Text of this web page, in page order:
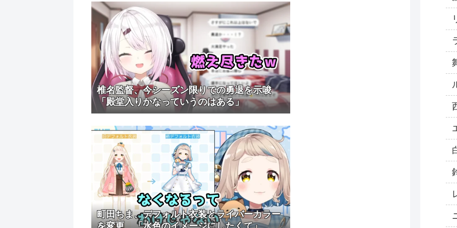
椎名監督、今シーズン限りでの勇退を示唆
「殿堂入りかなっていうのはある」
町田ちま、デフォルト衣装とライバーカラー
を変更 「水色のイメージにしたくて」